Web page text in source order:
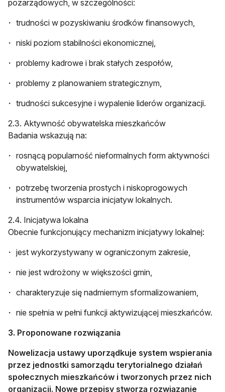
pozarządowych, w szczególności:
trudności w pozyskiwaniu środków finansowych,
niski poziom stabilności ekonomicznej,
problemy kadrowe i brak stałych zespołów,
problemy z planowaniem strategicznym,
trudności sukcesyjne i wypalenie liderów organizacji.
2.3. Aktywność obywatelska mieszkańców
Badania wskazują na:
rosnącą popularność nieformalnych form aktywności
obywatelskiej,
potrzebę tworzenia prostych i niskoprogowych
instrumentów wsparcia inicjatyw lokalnych.
2.4. Inicjatywa lokalna
Obecnie funkcjonujący mechanizm inicjatywy lokalnej:
jest wykorzystywany w ograniczonym zakresie,
nie jest wdrożony w większości gmin,
charakteryzuje się nadmiernym sformalizowaniem,
nie spełnia w pełni funkcji aktywizującej mieszkańców.
3. Proponowane rozwiązania
Nowelizacja ustawy uporządkuje system wspierania
przez jednostki samorządu terytorialnego działań
społecznych mieszkańców i tworzonych przez nich
organizacji. Nowe przepisy stworzą rozwiązanie